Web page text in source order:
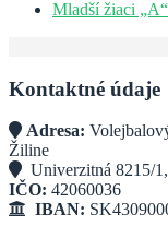
Mladší žiaci
Kontaktné údaje
Adresa:
Žiline
Univerzitná 8215/
IČO: 42060036
IBAN: